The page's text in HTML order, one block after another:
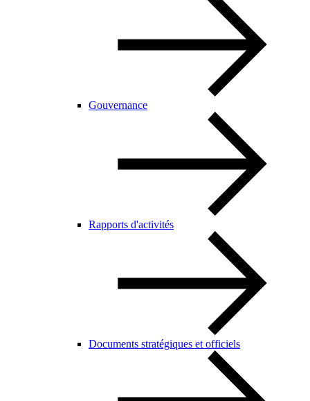
Gouvernance
Rapports d'activités
Documents stratégiques et officiels